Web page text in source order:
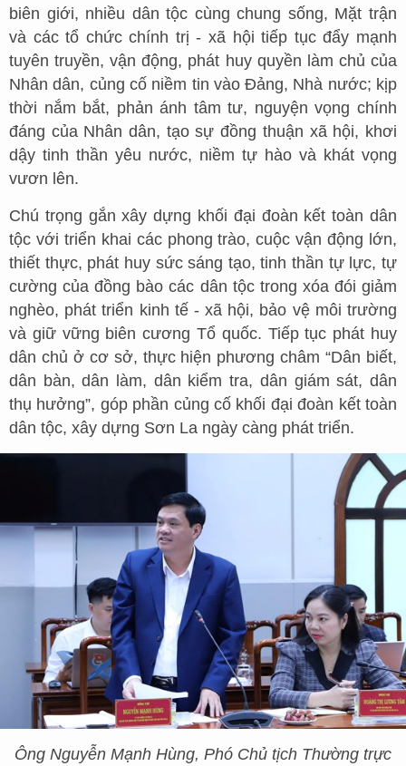
biên giới, nhiều dân tộc cùng chung sống, Mặt trận
và các tổ chức chính trị - xã hội tiếp tục đẩy mạnh
tuyên truyền, vận động, phát huy quyền làm chủ của
Nhân dân, củng cố niềm tin vào Đảng, Nhà nước; kịp
thời nắm bắt, phản ánh tâm tư, nguyện vọng chính
đáng của Nhân dân, tạo sự đồng thuận xã hội, khơi
dậy tinh thần yêu nước, niềm tự hào và khát vọng
vươn lên.
Chú trọng gắn xây dựng khối đại đoàn kết toàn dân
tộc với triển khai các phong trào, cuộc vận động lớn,
thiết thực, phát huy sức sáng tạo, tinh thần tự lực, tự
cường của đồng bào các dân tộc trong xóa đói giảm
nghèo, phát triển kinh tế - xã hội, bảo vệ môi trường
và giữ vững biên cương Tổ quốc. Tiếp tục phát huy
dân chủ ở cơ sở, thực hiện phương châm “Dân biết,
dân bàn, dân làm, dân kiểm tra, dân giám sát, dân
thụ hưởng”, góp phần củng cố khối đại đoàn kết toàn
dân tộc, xây dựng Sơn La ngày càng phát triển.
Ông Nguyễn Mạnh Hùng, Phó Chủ tịch Thường trực